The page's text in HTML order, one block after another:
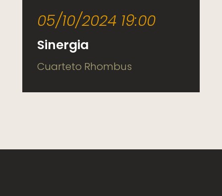
05/10/2024 19:00
Sinergia
Cuarteto Rhombus